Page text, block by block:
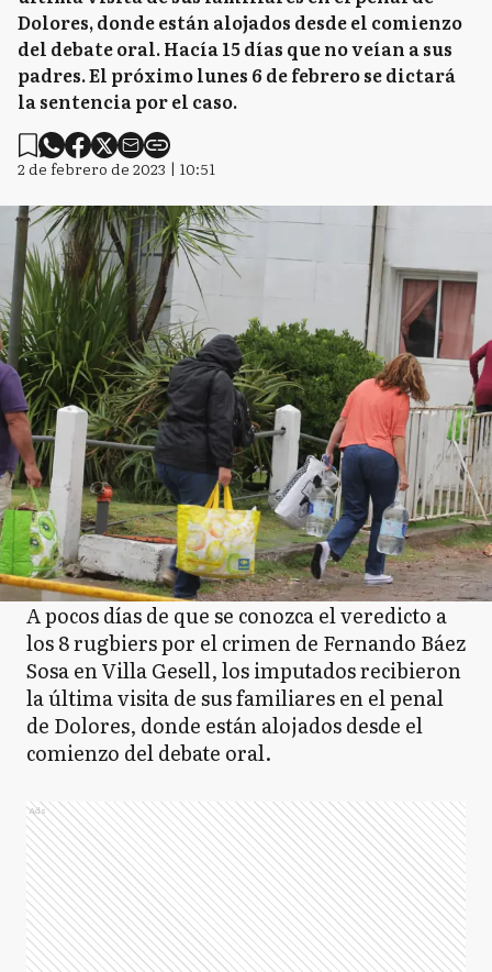
Dolores, donde están alojados desde el comienzo
del debate oral. Hacía 15 días que no veían a sus
padres. El próximo lunes 6 de febrero se dictará
la sentencia por el caso.
2 de febrero de 2023 | 10:51
A pocos días de que se conozca el veredicto a
los 8 rugbiers por el crimen de Fernando Báez
Sosa en Villa Gesell, los imputados recibieron
la última visita de sus familiares en el penal
de Dolores, donde están alojados desde el
comienzo del debate oral.
Ads